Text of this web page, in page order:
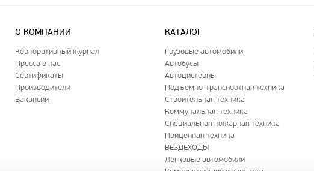
О КОМПАНИИ
Корпоративный журнал
Пресса о нас
Сертификаты
Производители
Вакансии
КАТАЛОГ
Грузовые автомобили
Автобусы
Автоцистерны
Подъемно-транспортная техника
Строительная техника
Коммунальная техника
Специальная пожарная техника
Прицепная техника
ВЕЗДЕХОДЫ
Легковые автомобили